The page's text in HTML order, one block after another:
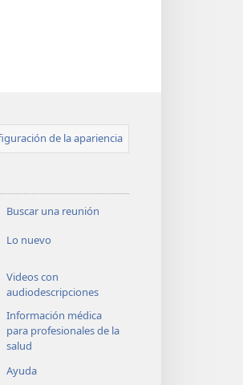
de la apariencia
Buscar una reunión
Lo nuevo
Videos con
audiodescripciones
Información médica
para profesionales de la
salud
Ayuda